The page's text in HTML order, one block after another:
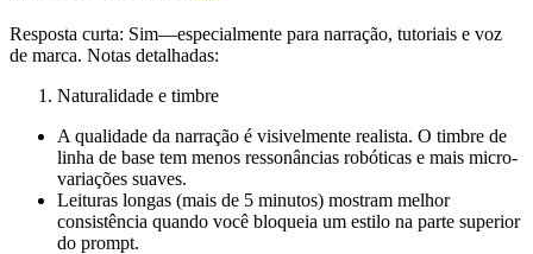
Resposta curta: Sim—especialmente para narração, tutoriais e voz
de marca. Notas detalhadas:
Naturalidade e timbre
A qualidade da narração é visivelmente realista. O timbre de
linha de base tem menos ressonâncias robóticas e mais micro-
variações suaves.
Leituras longas (mais de 5 minutos) mostram melhor
consistência quando você bloqueia um estilo na parte superior
do prompt.